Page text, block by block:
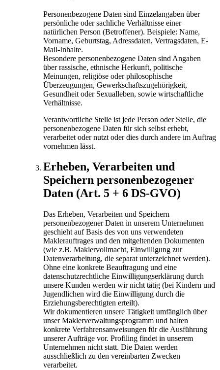
Personenbezogene Daten sind Einzelangaben über
persönliche oder sachliche Verhältnisse einer
natürlichen Person (Betroffener). Beispiele: Name,
Vorname, Geburtstag, Adressdaten, Vertragsdaten, E-
Mail-Inhalte.
Besondere personenbezogene Daten sind Angaben
über rassische, ethnische Herkunft, politische
Meinungen, religiöse oder philosophische
Überzeugungen, Gewerkschaftszugehörigkeit,
Gesundheit oder Sexualleben, sowie wirtschaftliche
Verhältnisse.
Verantwortliche Stelle ist jede Person oder Stelle, die
personenbezogene Daten für sich selbst erhebt,
verarbeitet oder nutzt oder dies durch andere im Auftrag
vornehmen lässt.
Erheben, Verarbeiten und
Speichern personenbezogener
Daten (Art. 5 + 6 DS-GVO)
Das Erheben, Verarbeiten und Speichern
personenbezogener Daten in unserem Unternehmen
geschieht auf Basis des von uns verwendeten
Maklerauftrages und den mitgeltenden Dokumenten
(wie z.B. Maklervollmacht, Einwilligung zur
Datenverarbeitung, die separat unterzeichnet werden).
Ohne eine konkrete Beauftragung und eine
datenschutzrechtliche Einwilligungserklärung durch
unsere Kunden werden wir nicht tätig (bei Kindern und
Jugendlichen wird die Einwilligung durch die
Erziehungsberechtigten erteilt).
Wir dokumentieren unsere Tätigkeit umfänglich über
unser Maklerverwaltungsprogramm und halten
konkrete Verfahrensanweisungen für die Ausführung
unserer Aufträge vor. Profiling findet in unserem
Unternehmen nicht statt. Die Daten werden
ausschließlich zu den vereinbarten Zwecken
verarbeitet.